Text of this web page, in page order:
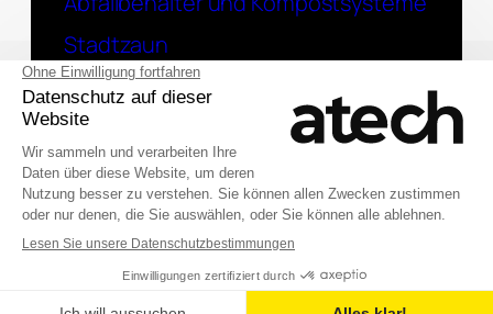
Stadtzaun
Kontakt
Eine Frage? Kontaktieren Sie uns
© 2026 Atech SAS
Deutsch
Français